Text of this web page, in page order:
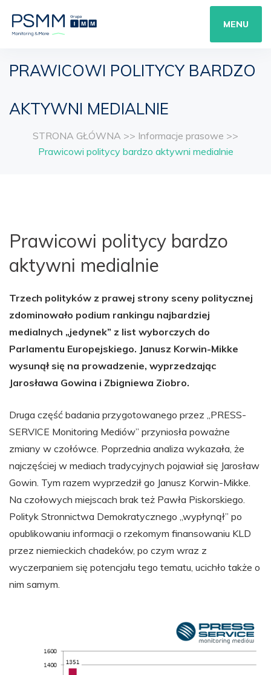
MENU
PRAWICOWI POLITYCY BARDZO
AKTYWNI MEDIALNIE
STRONA GŁÓWNA >> Informacje prasowe >>
Prawicowi politycy bardzo aktywni medialnie
Prawicowi politycy bardzo
aktywni medialnie
Trzech polityków z prawej strony sceny politycznej
zdominowało podium rankingu najbardziej
medialnych „jedynek” z list wyborczych do
Parlamentu Europejskiego. Janusz Korwin-Mikke
wysunął się na prowadzenie, wyprzedzając
Jarosława Gowina i Zbigniewa Ziobro.
Druga część badania przygotowanego przez „PRESS-
SERVICE Monitoring Mediów” przyniosła poważne
zmiany w czołówce. Poprzednia analiza wykazała, że
najczęściej w mediach tradycyjnych pojawiał się Jarosław
Gowin. Tym razem wyprzedził go Janusz Korwin-Mikke.
Na czołowych miejscach brak też Pawła Piskorskiego.
Polityk Stronnictwa Demokratycznego „wypłynął” po
opublikowaniu informacji o rzekomym finansowaniu KLD
przez niemieckich chadeków, po czym wraz z
wyczerpaniem się potencjału tego tematu, ucichło także o
nim samym.